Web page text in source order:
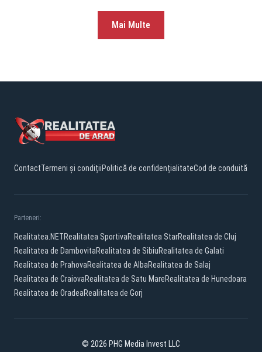
Mai Multe
ContactTermeni și condițiiPolitică de confidențialitateCod de conduită
Parteneri:
Realitatea.NETRealitatea SportivaRealitatea StarRealitatea de Cluj
Realitatea de DambovitaRealitatea de SibiuRealitatea de Galati
Realitatea de PrahovaRealitatea de AlbaRealitatea de Salaj
Realitatea de CraiovaRealitatea de Satu MareRealitatea de Hunedoara
Realitatea de OradeaRealitatea de Gorj
© 2026 PHG Media Invest LLC